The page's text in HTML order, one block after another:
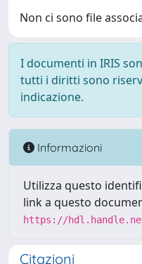
Non ci sono file
I documenti in IRIS
tutti i diritti sono
indicazione.
Informazioni
Utilizza questo
link a questo
https://
Citazioni